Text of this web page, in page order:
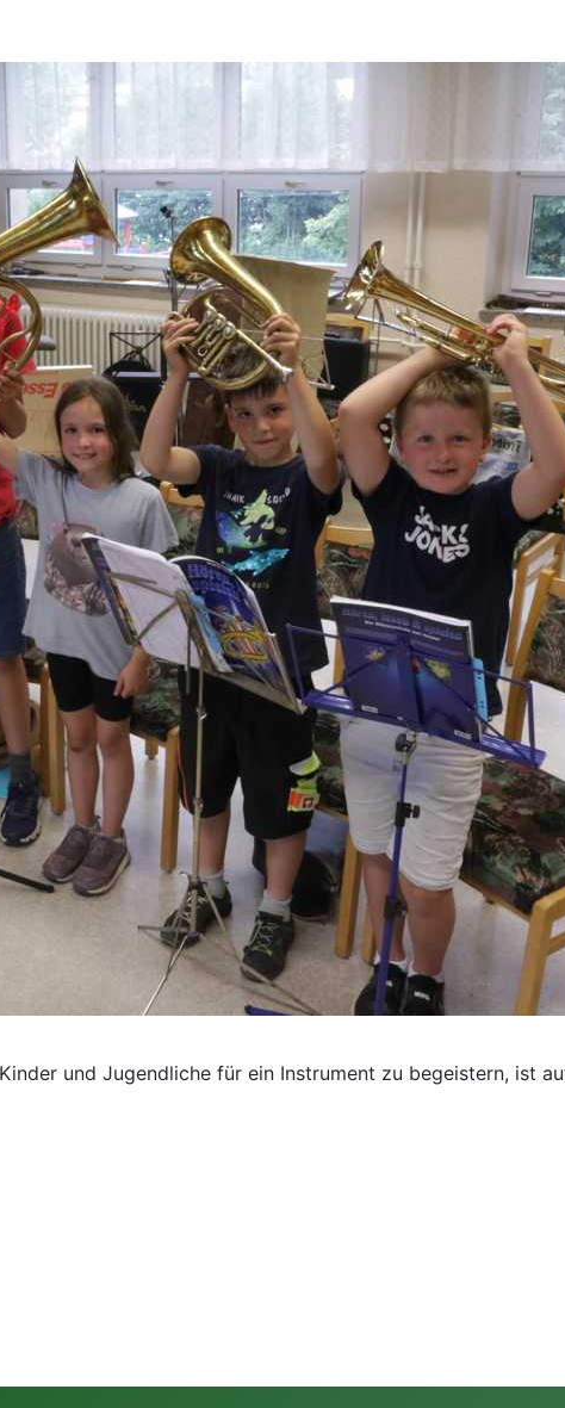
und Jugendliche für ein Instrument zu begeistern, ist